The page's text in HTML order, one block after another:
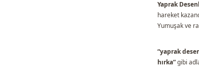
Yaprak
hareket
Yumuşak ve
“yaprak
hırka”gibi